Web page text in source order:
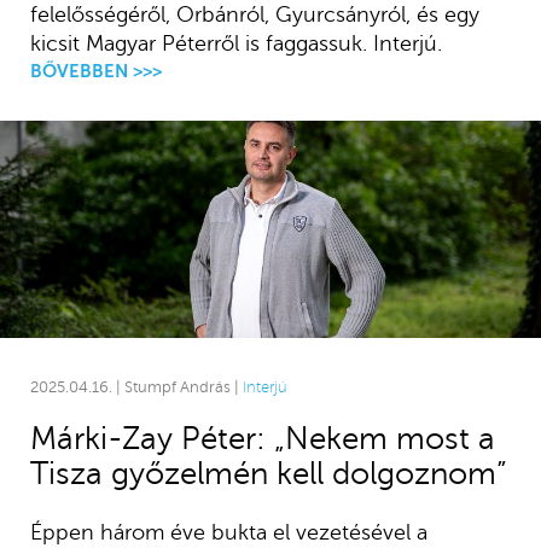
2025.04.16. | Stumpf András | Interjú
Márki-Zay Péter: „Nekem most a
Tisza győzelmén kell dolgoznom”
Éppen három éve bukta el vezetésével a
felelősségéről, Orbánról, Gyurcsányról, és egy
kicsit Magyar Péterről is faggassuk. Interjú.
BŐVEBBEN >>>